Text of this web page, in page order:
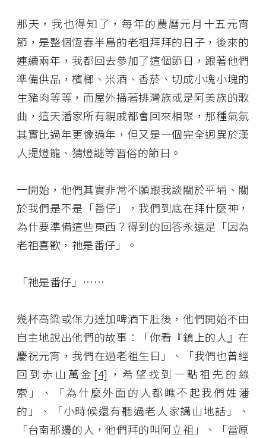
那天，我也得知了，每年的農曆元月十五元宵
節，是整個恆春半島的老祖拜拜的日子，後來的
連續兩年，我都回去參加了這個節日，跟著他們
準備供品，檳榔、米酒、香菸、切成小塊小塊的
生豬肉等等，而屋外播著排灣族或是阿美族的歌
曲，這天潘家所有親戚都會回來相聚，那種氣氛
其實比過年更像過年，但又是一個完全迥異於漢
人提燈籠、猜燈謎等習俗的節日。
一開始，他們其實非常不願跟我談關於平埔、關
於我們是不是「番仔」，我們到底在拜什麼神，
為什要準備這些東西？得到的回答永遠是「因為
老祖喜歡，祂是番仔」。
「祂是番仔」……
幾杯高粱或保力達加啤酒下肚後，他們開始不由
自主地說出他們的故事：「你看『鎮上的人』在
慶祝元宵，我們在過老祖生日」、「我們也曾經
回到赤山萬金 [4] ，希望找到一點祖先的線
索」、「為什麼外面的人都瞧不起我們姓潘
的」、「小時候還有聽過老人家講山地話」、
「台南那邊的人，他們拜的叫阿立祖」、「當原